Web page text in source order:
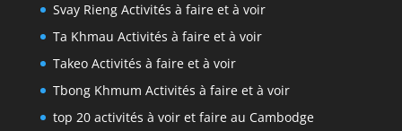
Svay Rieng Activités à faire et à voir
Ta Khmau Activités à faire et à voir
Takeo Activités à faire et à voir
Tbong Khmum Activités à faire et à voir
top 20 activités à voir et faire au Cambodge